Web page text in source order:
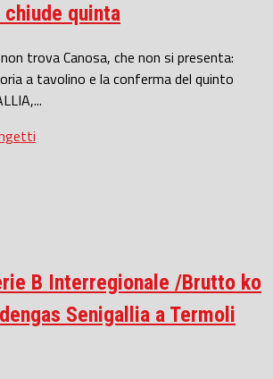
quinta
trova Canosa, che non si presenta:
a tavolino e la conferma del quinto
B Interregionale /Brutto ko
Senigallia a Termoli